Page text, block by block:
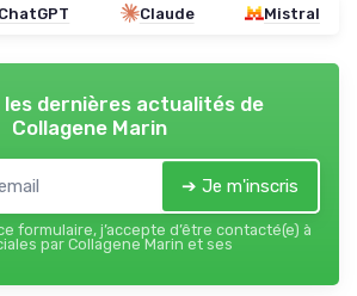
ChatGPT Claude Mistral
les dernières actualités de
Collagene Marin
➔ Je m'inscris
formulaire, j’accepte d’être contacté(e) à
par Collagene Marin et ses